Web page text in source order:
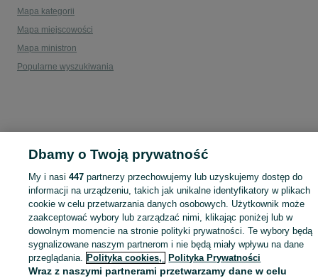
Mapa kategorii
Mapa miejscowości
Mapa ministron
Popularne wyszukiwania
Dbamy o Twoją prywatność
My i nasi447 partnerzy przechowujemy lub uzyskujemy dostęp do
informacji na urządzeniu, takich jak unikalne identyfikatory w plikach
cookie w celu przetwarzania danych osobowych. Użytkownik może
zaakceptować wybory lub zarządzać nimi, klikając poniżej lub w
dowolnym momencie na stronie polityki prywatności. Te wybory będą
sygnalizowane naszym partnerom i nie będą miały wpływu na dane
przeglądania. Polityka cookies, Polityka Prywatności
Wraz z naszymi partnerami przetwarzamy dane w celu